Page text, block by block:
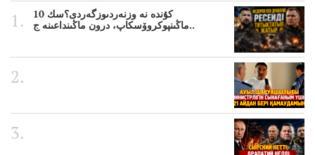
10 كۇندە نە وزنەردىوزگەردى؟سك
ماڭىنپوكروۆسكاپ، درون ماڭىنداعىنە ج..